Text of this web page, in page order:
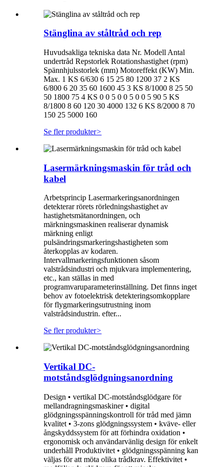
Stänglina av ståltråd och rep
Huvudsakliga tekniska data Nr. Modell Antal
undertråd Repstorlek Rotationshastighet (rpm)
Spännhjulsstorlek (mm) Motoreffekt (KW) Min.
Max. 1 KS 6/630 6 15 25 80 1200 37 2 KS
6/800 6 20 35 60 1600 45 3 KS 8/1000 8 25 50
50 1800 75 4 KS 0 0 5 0 0 5 0 0 5 90 5 KS
8/1800 8 60 120 30 4000 132 6 KS 8/2000 8 70
150 25 5000 160
Se fler produkter>
Lasermärkningsmaskin för tråd och
kabel
Arbetsprincip Lasermarkeringsanordningen
detekterar rörets rörledningshastighet av
hastighetsmätanordningen, och
märkningsmaskinen realiserar dynamisk
märkning enligt
pulsändringsmarkeringshastigheten som
återkopplas av kodaren.
Intervallmarkeringsfunktionen såsom
valstrådsindustri och mjukvara implementering,
etc., kan ställas in med
programvaruparameterinställning. Det finns inget
behov av fotoelektrisk detekteringsomkopplare
för flygmarkeringsutrustning inom
valstrådsindustrin. efter...
Se fler produkter>
Vertikal DC-
motståndsglödgningsanordning
Design • vertikal DC-motståndsglödgare för
mellandragningsmaskiner • digital
glödgningsspänningskontroll för tråd med jämn
kvalitet • 3-zons glödgningssystem • kväve- eller
ångskyddssystem för att förhindra oxidation •
ergonomisk och användarvänlig design för enkelt
underhåll Produktivitet • glödgningsspänning kan
väljas för att möta olika trådkrav. Effektivitet •